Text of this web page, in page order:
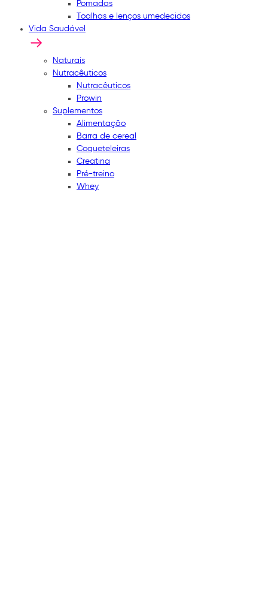
Pomadas
Toalhas e lenços umedecidos
Vida Saudável
Naturais
Nutracêuticos
Nutracêuticos
Prowin
Suplementos
Alimentação
Barra de cereal
Coqueteleiras
Creatina
Pré-treino
Whey